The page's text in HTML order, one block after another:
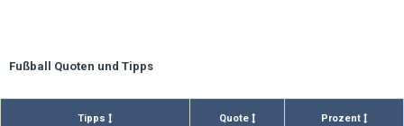
Fußball Quoten und Tipps
Tipps Quote Prozent